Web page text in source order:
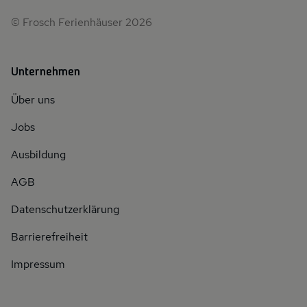
© Frosch Ferienhäuser 2026
Unternehmen
Über uns
Jobs
Ausbildung
AGB
Datenschutzerklärung
Barrierefreiheit
Impressum